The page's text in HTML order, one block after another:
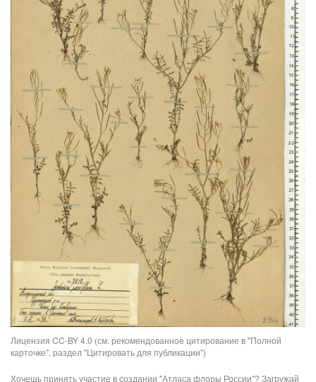
Лицензия CC-BY 4.0 (см. рекомендованное цитирование в "Полной
карточке", раздел "Цитировать для публикации")
Хочешь принять участие в создании "Атласа флоры России"? Загружай